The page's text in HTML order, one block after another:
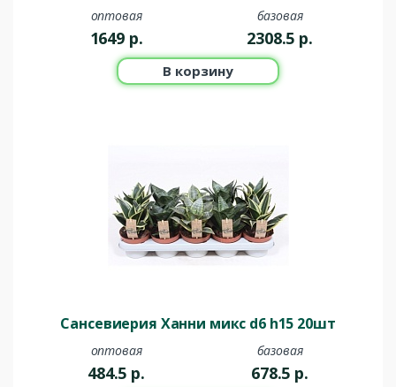
оптовая
1649 р.
базовая
2308.5 р.
В корзину
Сансевиерия Ханни микс d6 h15 20шт
оптовая
484.5 р.
базовая
678.5 р.